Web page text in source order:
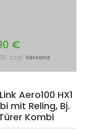
€
zzgl. Versand
Aero100 HX1
mit Reling, Bj.
Kombi